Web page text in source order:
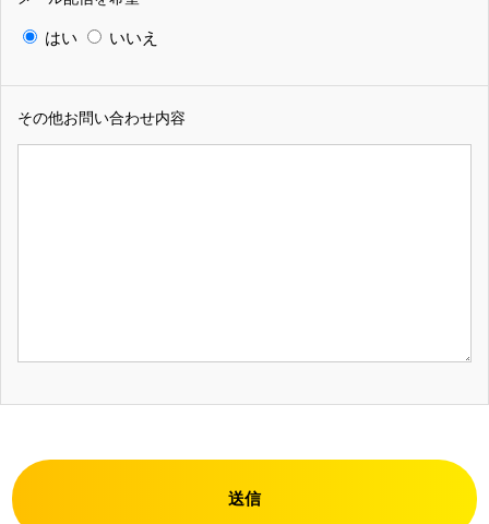
はい いいえ
その他お問い合わせ内容
送信